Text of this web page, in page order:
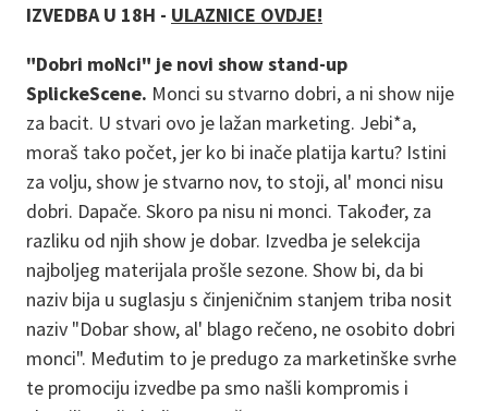
IZVEDBA U 18H - ULAZNICE OVDJE!
"Dobri moNci" je novi show stand-up
SplickeScene. Monci su stvarno dobri, a ni show nije
za bacit. U stvari ovo je lažan marketing. Jebi*a,
moraš tako počet, jer ko bi inače platija kartu? Istini
za volju, show je stvarno nov, to stoji, al' monci nisu
dobri. Dapače. Skoro pa nisu ni monci. Također, za
razliku od njih show je dobar. Izvedba je selekcija
najboljeg materijala prošle sezone. Show bi, da bi
naziv bija u suglasju s činjeničnim stanjem triba nosit
naziv "Dobar show, al' blago rečeno, ne osobito dobri
monci". Međutim to je predugo za marketinške svrhe
te promociju izvedbe pa smo našli kompromis i